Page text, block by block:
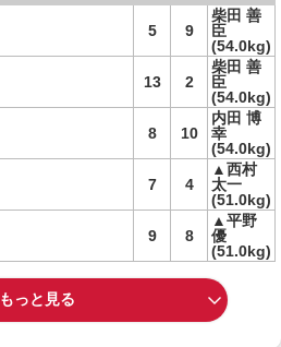
5 9
柴田 善
臣
(54.0kg)
13 2
柴田 善
臣
(54.0kg)
8 10
内田 博
幸
(54.0kg)
7 4
▲西村
太一
(51.0kg)
9 8
▲平野
優
(51.0kg)
もっと見る